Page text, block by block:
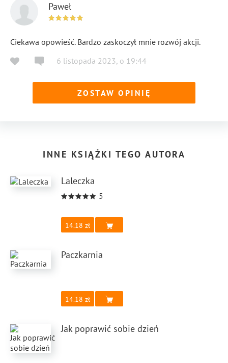
Paweł
Ciekawa opowieść. Bardzo zaskoczył mnie rozwój akcji.
6 listopada 2023, o 19:44
ZOSTAW OPINIĘ
INNE KSIĄŻKI TEGO AUTORA
Laleczka
5
14.18
Paczkarnia
14.18
Jak poprawić sobie dzień